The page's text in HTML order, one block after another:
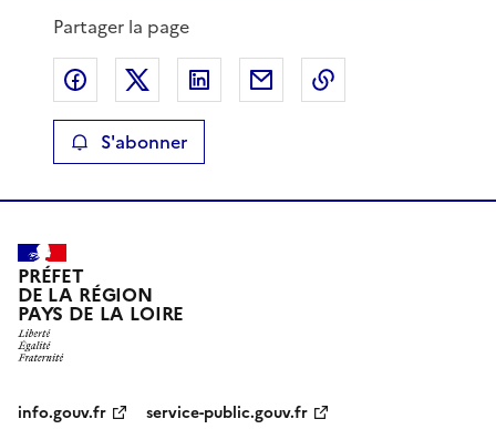
Partager la page
Partager sur Facebook
Partager sur XPartager sur LinkedIn
Partager par email
S'abonner
PRÉFET
DE LA RÉGION
PAYS DE LA LOIRE
info.gouv.fr service-public.gouv.fr